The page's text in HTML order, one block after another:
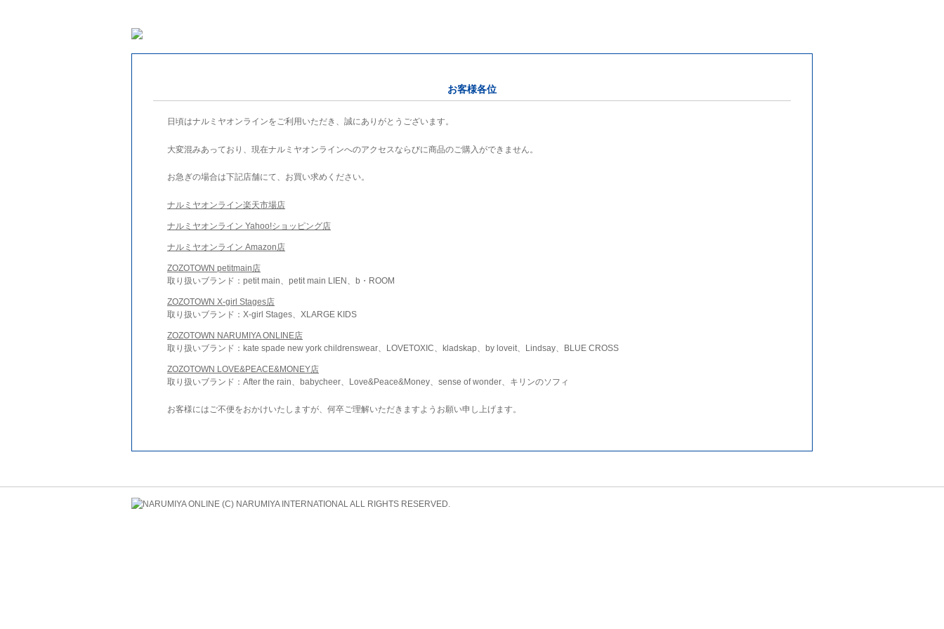
お客様各位
日頃はナルミヤオンラインをご利用いただき、誠にありがとうございます。
大変混みあっており、現在ナルミヤオンラインへのアクセスならびに商品のご購入ができません。
お急ぎの場合は下記店舗にて、お買い求めください。
ナルミヤオンライン楽天市場店
ナルミヤオンライン Yahoo!ショッピング店
ナルミヤオンライン Amazon店
ZOZOTOWN petitmain店
取り扱いブランド：petit main、petit main LIEN、b・ROOM
ZOZOTOWN X-girl Stages店
取り扱いブランド：X-girl Stages、XLARGE KIDS
ZOZOTOWN NARUMIYA ONLINE店
取り扱いブランド：kate spade new york childrenswear、LOVETOXIC、kladskap、by loveit、Lindsay、BLUE CROSS
ZOZOTOWN LOVE&PEACE&MONEY店
取り扱いブランド：After the rain、babycheer、Love&Peace&Money、sense of wonder、キリンのソフィ
お客様にはご不便をおかけいたしますが、何卒ご理解いただきますようお願い申し上げます。